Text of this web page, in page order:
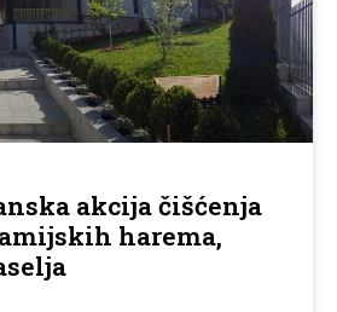
akcija čišćenja
harema,